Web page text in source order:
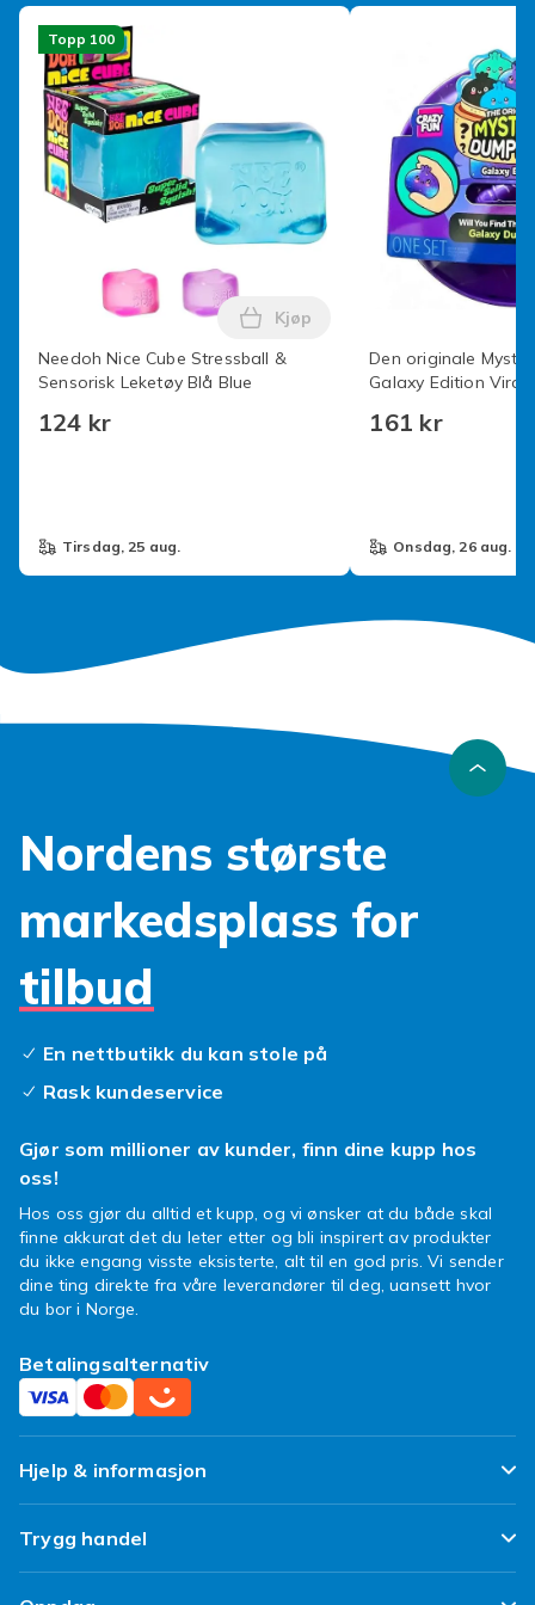
2fa668e4-07c2-4170-b062-ac1f7a66acf8
Produktsikkerhetsinformasjon
Topp 100
Needoh Nice Cube Stressball &
Sensorisk Leketøy Blå Blue
124 kr
Legg Needoh Nice Cube
Kjøp
tirsdag, 25 aug.
Den originale
Galaxy Edition Viral
161 kr
onsdag, 26 aug.
Nordens største
markedsplass for
tilbud
En nettbutikk du kan stole på
Rask kundeservice
Gjør som millioner av kunder, finn dine kupp hos
oss!
Hos oss gjør du alltid et kupp, og vi ønsker at du både skal
finne akkurat det du leter etter og bli inspirert av produkter
du ikke engang visste eksisterte, alt til en god pris. Vi sender
dine ting direkte fra våre leverandører til deg, uansett hvor
du bor i Norge.
Betalingsalternativ
Hjelp & informasjon
Ofte stilte spørsmål
Spor pakken min
Trygg handel
Fornøyd kunde-løfte